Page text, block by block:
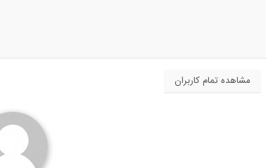
مشاهده تمام کاربران